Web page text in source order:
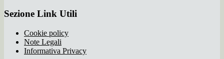
Sezione Link Utili
Cookie policy
Note Legali
Informativa Privacy